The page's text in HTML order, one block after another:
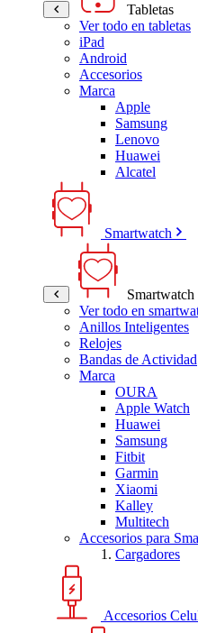
Tabletas
Ver todo en tabletas
iPad
Android
Accesorios
Marca
Apple
Samsung
Lenovo
Huawei
Alcatel
Smartwatch
Smartwatch
Ver todo en
Anillos Inteligentes
Relojes
Bandas de Actividad
Marca
OURA
Apple Watch
Huawei
Samsung
Fitbit
Garmin
Xiaomi
Kalley
Multitech
Accesorios para
Cargadores
Accesorios